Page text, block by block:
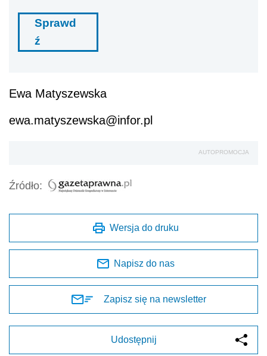
Sprawd
ź
Ewa Matyszewska
ewa.matyszewska@infor.pl
AUTOPROMOCJA
Źródło:
Wersja do druku
Napisz do nas
Zapisz się na newsletter
Udostępnij